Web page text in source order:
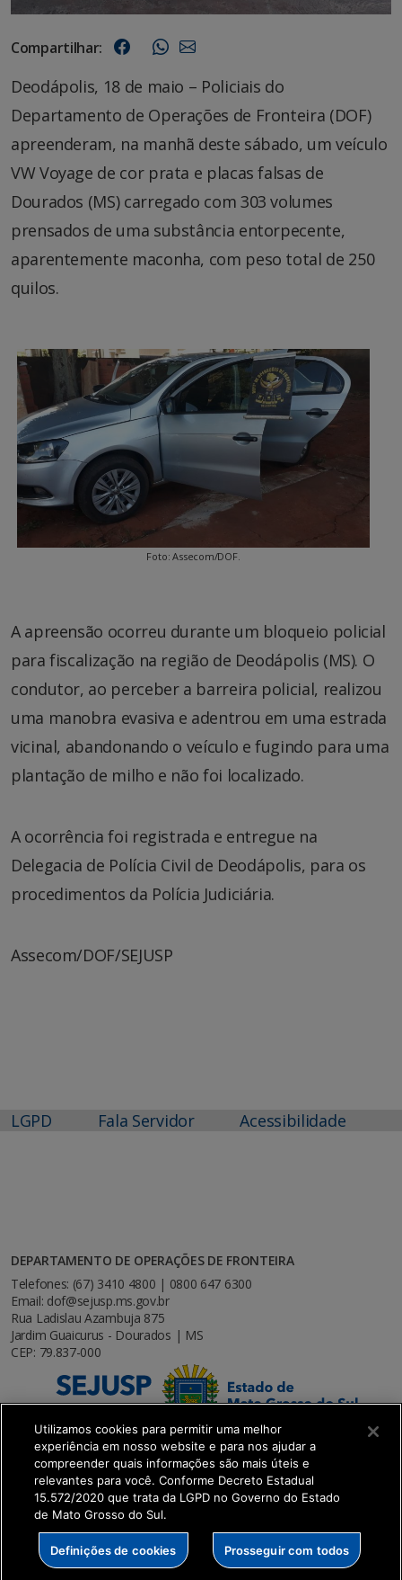
Compartilhar:
Deodápolis, 18 de maio – Policiais do
Departamento de Operações de Fronteira (DOF)
apreenderam, na manhã deste sábado, um veículo
VW Voyage de cor prata e placas falsas de
Dourados (MS) carregado com 303 volumes
prensados de uma substância entorpecente,
aparentemente maconha, com peso total de 250
quilos.
Foto: Assecom/DOF.
A apreensão ocorreu durante um bloqueio policial
para fiscalização na região de Deodápolis (MS). O
condutor, ao perceber a barreira policial, realizou
uma manobra evasiva e adentrou em uma estrada
vicinal, abandonando o veículo e fugindo para uma
plantação de milho e não foi localizado.
A ocorrência foi registrada e entregue na
Delegacia de Polícia Civil de Deodápolis, para os
procedimentos da Polícia Judiciária.
Assecom/DOF/SEJUSP
LGPD Fala Servidor Acessibilidade
DEPARTAMENTO DE OPERAÇÕES DE FRONTEIRA
Telefones: (67) 3410 4800 | 0800 647 6300
Email: dof@sejusp.ms.gov.br
Rua Ladislau Azambuja 875
Jardim Guaicurus - Dourados | MS
CEP: 79.837-000
SETDIG | Secretaria-Executiva de Transformação
Digital
Utilizamos cookies para permitir uma melhor
experiência em nosso website e para nos ajudar a
compreender quais informações são mais úteis e
relevantes para você. Conforme Decreto Estadual
15.572/2020 que trata da LGPD no Governo do Estado
de Mato Grosso do Sul.
Definições de cookies Prosseguir com todos